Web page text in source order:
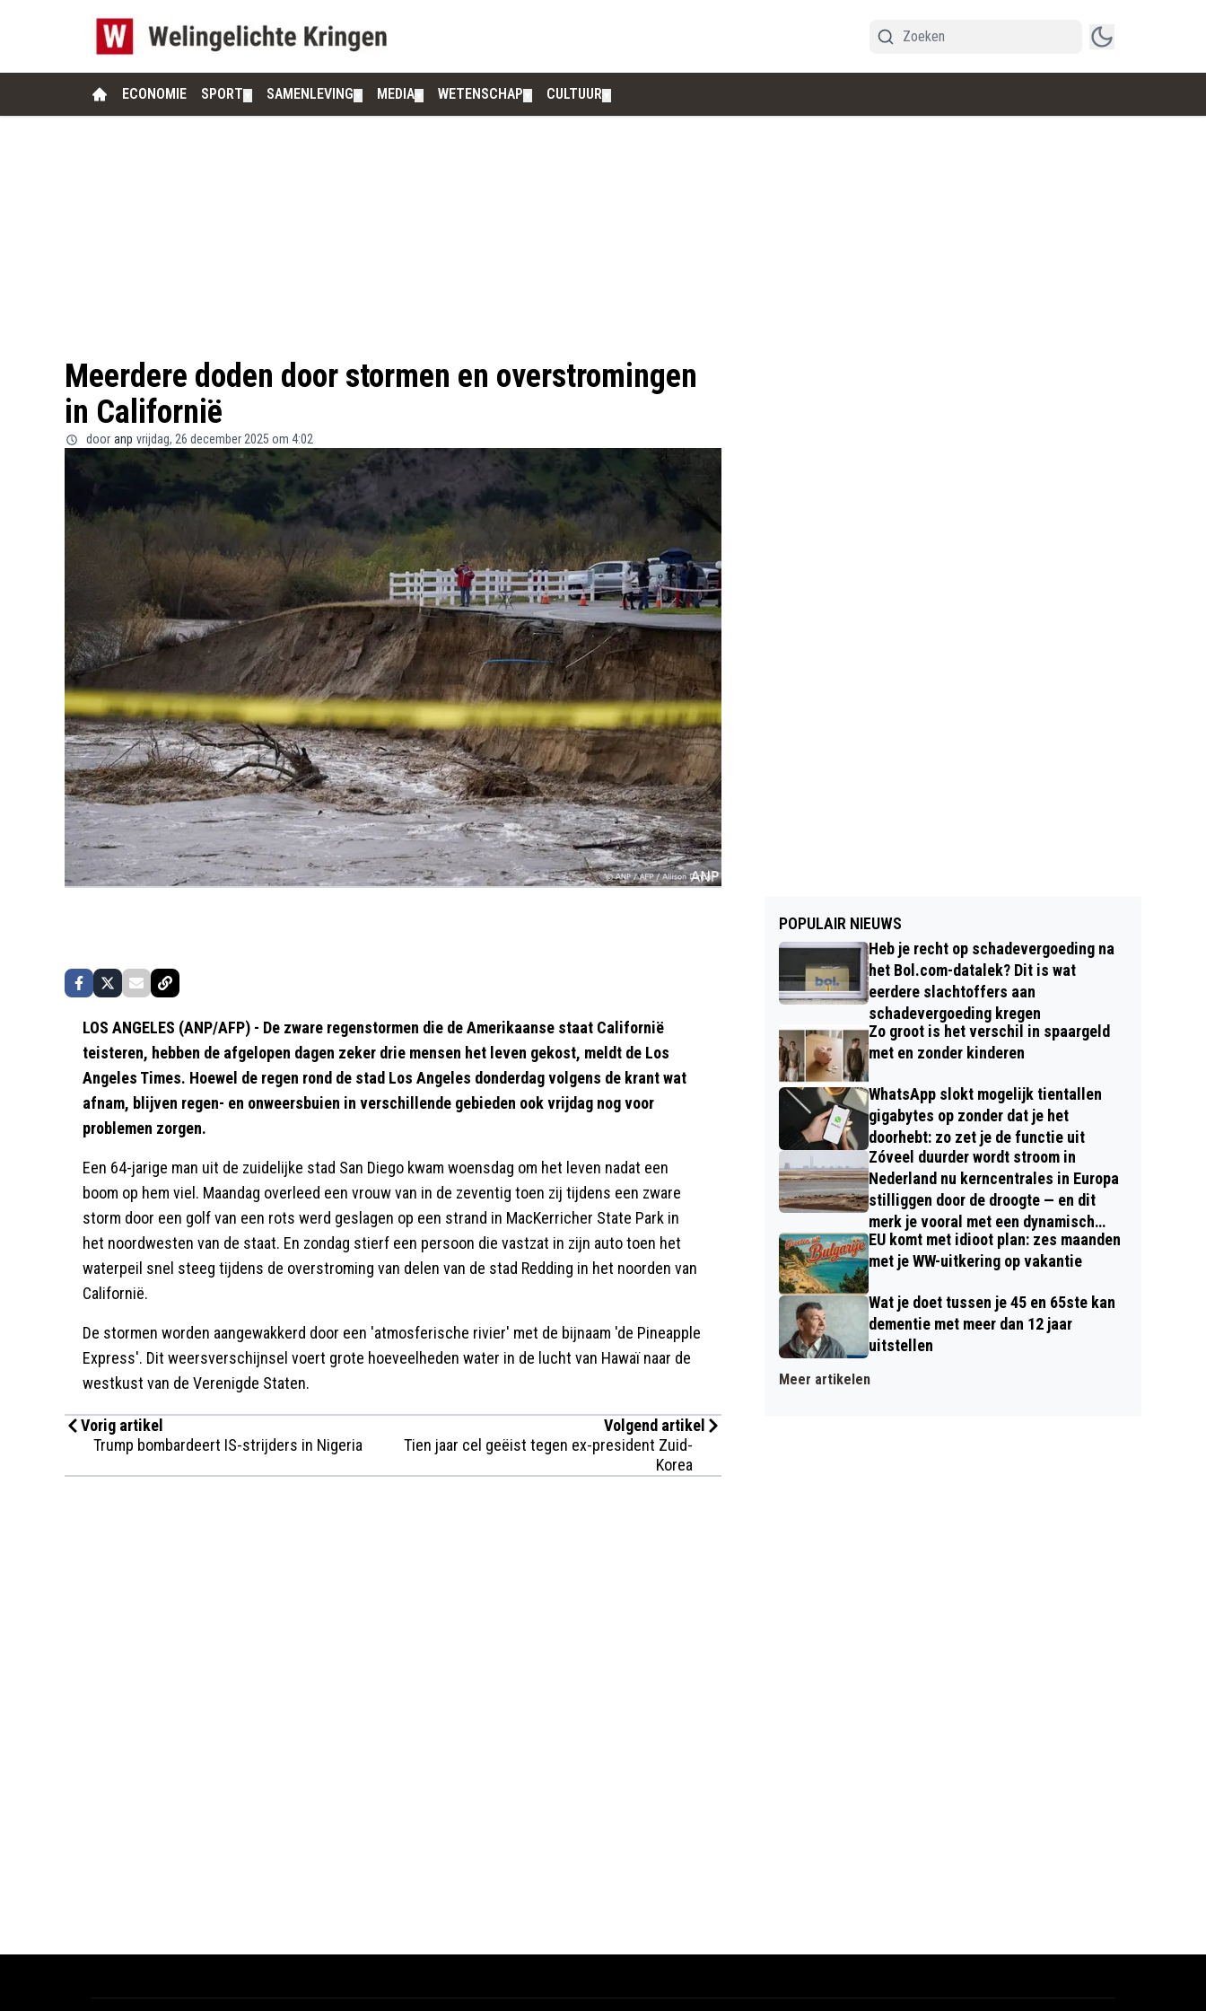
ECONOMIE SPORT SAMENLEVING MEDIA WETENSCHAP CULTUUR
Meerdere doden door stormen en overstromingen
in Californië
door anp vrijdag, 26 december 2025 om 4:02
LOS ANGELES (ANP/AFP) - De zware regenstormen die de Amerikaanse staat Californië
teisteren, hebben de afgelopen dagen zeker drie mensen het leven gekost, meldt de Los
Angeles Times. Hoewel de regen rond de stad Los Angeles donderdag volgens de krant wat
afnam, blijven regen- en onweersbuien in verschillende gebieden ook vrijdag nog voor
problemen zorgen.
Een 64-jarige man uit de zuidelijke stad San Diego kwam woensdag om het leven nadat een
boom op hem viel. Maandag overleed een vrouw van in de zeventig toen zij tijdens een zware
storm door een golf van een rots werd geslagen op een strand in MacKerricher State Park in
het noordwesten van de staat. En zondag stierf een persoon die vastzat in zijn auto toen het
waterpeil snel steeg tijdens de overstroming van delen van de stad Redding in het noorden van
Californië.
De stormen worden aangewakkerd door een 'atmosferische rivier' met de bijnaam 'de Pineapple
Express'. Dit weersverschijnsel voert grote hoeveelheden water in de lucht van Hawaï naar de
westkust van de Verenigde Staten.
Vorig artikel
Trump bombardeert IS-strijders in Nigeria
Volgend artikel
Tien jaar cel geëist tegen ex-president Zuid-
Korea
POPULAIR NIEUWS
Heb je recht op schadevergoeding na
het Bol.com-datalek? Dit is wat
eerdere slachtoffers aan
schadevergoeding kregen
Zo groot is het verschil in spaargeld
met en zonder kinderen
WhatsApp slokt mogelijk tientallen
gigabytes op zonder dat je het
doorhebt: zo zet je de functie uit
Zóveel duurder wordt stroom in
Nederland nu kerncentrales in Europa
stilliggen door de droogte — en dit
merk je vooral met een dynamisch
contract
EU komt met idioot plan: zes maanden
met je WW-uitkering op vakantie
Wat je doet tussen je 45 en 65ste kan
dementie met meer dan 12 jaar
uitstellen
Meer artikelen